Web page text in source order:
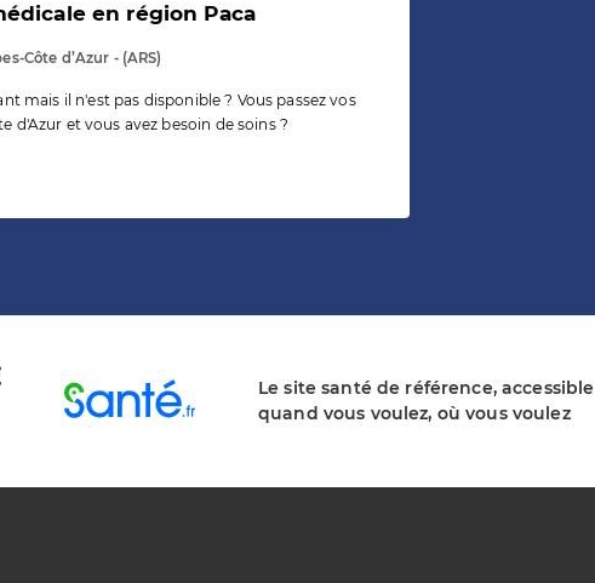
en région Paca
Côte d’Azur - (ARS)
mais il n'est pas disponible ? Vous passez vos
d'Azur et vous avez besoin de soins ?
Le site santé de référence, accessible
quand vous voulez, où vous voulez